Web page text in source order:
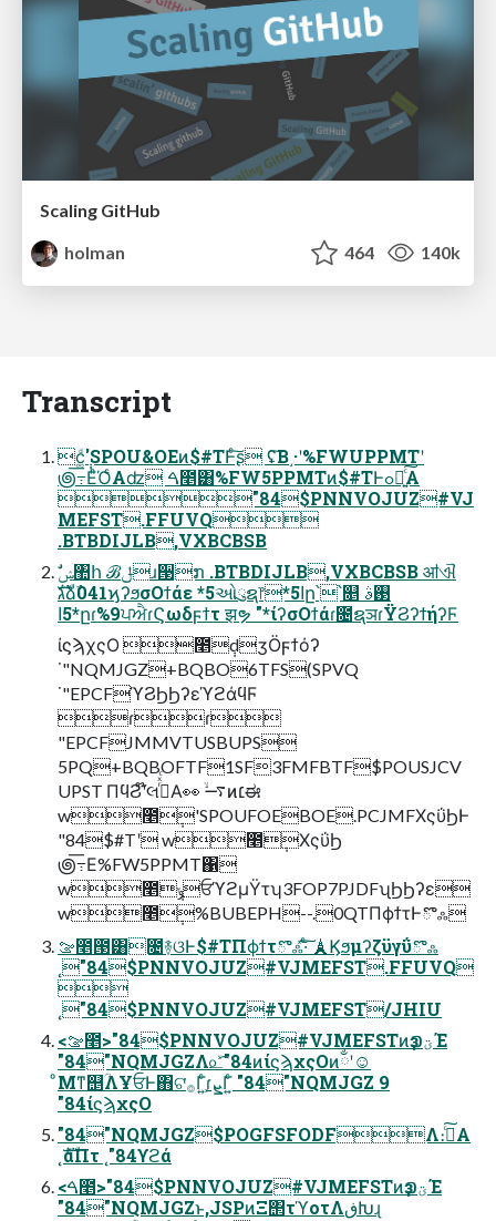
Scaling GitHub
holman
464 140k
Transcript
ϲ݄͚ͩ'SPOU&OEͷ$#TͰͨ͠ʂ ʢ͠Β͵·ʹ%FWUPPMTʹ
౷߹͞ΕͪΌͨΑʣ ࠓ೥͸%FW5PPMTͷ$#TͰߋ৽͍ͨ͠Α
"84$PNNVOJUZ#VJ
MEFST.FFUVQ
.BTBDIJLB,VXBCBSB
גࣜձࣾ041ϗʔϧσΟϯάε *5ઓུຊ෦*5اը՝՝௕ ࢓ࣄ
*5اըɾ%9ਪਐɾϚωδϝϯτ झຯ "*ίʔσΟϯάɾ೔ຊञɾΫϨʔϯήʔϜ
ίϛϡχςΟ ೥݄dӡӦϝϯόʔ
˙"NQMJGZ+BQBO6TFS(SPVQ
˙"EPCFϓϨϦϦʔεϓϩάϥϜ
ɾɾ
"EPCFJMMVTUSBUPS
5PQ+BQBOFTF1SF3FMFBTF$POUSJCV
UPST ΠϥϨʹ໊લࡌͬͯͨΑ👀 ࠷ۙͷ׆ಈ
w೥݄'SPOUFOEBOE.PCJMFΧςΰϦͰ
"84$#Tʹ w೥݄ΧςΰϦ
౷߹͞Ε%FW5PPMT΁
w೥݄ݸਓϓϩμΫτʮ3FOP7PJDFʯϦϦʔε
w೥݄%BUBEPH--.0QTΠϕϯτͰొஃ
ࡢ೥౓͸೔࿈ଓͰ$#TΠϕϯτొஃͯ͠·ͨ͠ 🗼Ϗϧμʔζϋγΰొஃ
˛"84$PNNVOJUZ#VJMEFST.FFUVQ

˛"84$PNNVOJUZ#VJMEFST/JHIU
<ࡢ೥>"84$PNNVOJUZ#VJMEFSTͷҙؾࠐΈ
"84"NQMJGZΛ௨ͯ͡"84ͷίϛϡχςΟͷྂʹ☺
ͦΜͳ஥ؒΛҰਓͰ΋ଟ͘࡞Γ͍ͨɾܨ͕Γ͍ͨ "84"NQMJGZ 9
"84ίϛϡχςΟ
"84"NQMJGZ$POGFSFODFΛ։࠵ͨ͠Α
˛ެࣜαΠτ ˛"84ϒϩά
<ࠓ೥>"84$PNNVOJUZ#VJMEFSTͷҙؾࠐΈ
"84"NQMJGZͱ,JSPͷΞ΢τϓοτΛڧԽɻ